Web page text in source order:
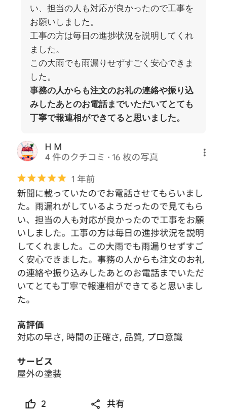
い、担当の人も対応が良かったので工事を
お願いしました。
工事の方は毎日の進捗状況を説明してくれ
ました。
この大雨でも雨漏りせずすごく安心できま
した。
事務の人からも注文のお礼の連絡や振り込
みしたあとのお電話までいただいてとても
丁寧で報連相ができてると思いました。